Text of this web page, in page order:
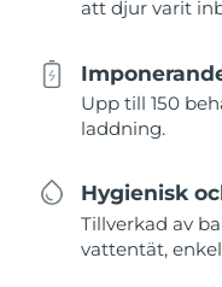
att djur varit
Upp till 150
laddning.
Hygienisk
Tillverkad av
vattentät,